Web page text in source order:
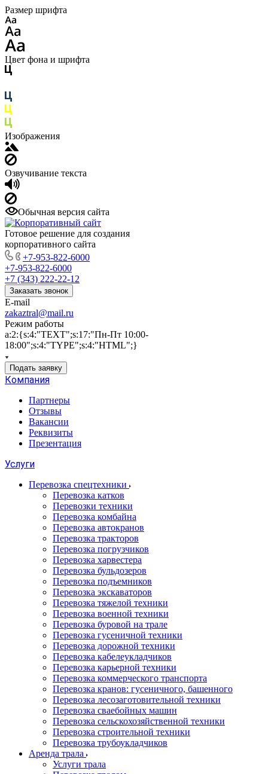
Размер шрифта
Цвет фона и шрифта
Изображения
Озвучивание текста
Обычная версия сайта
Готовое решение для создания
корпоративного сайта
+7-953-822-6000
+7-953-822-6000
+7 (343) 222-22-12
Заказать звонок
E-mail
zakaztral@mail.ru
Режим работы
a:2:{s:4:"TEXT";s:17:"Пн-Пт 10:00-
18:00";s:4:"TYPE";s:4:"HTML";}
Подать заявку
Компания
Партнеры
Отзывы
Вакансии
Реквизиты
Презентация
Услуги
Перевозка спецтехники
Перевозка катков
Перевозки техники
Перевозка комбайна
Перевозка автокранов
Перевозка тракторов
Перевозка погрузчиков
Перевозка харвестера
Перевозка бульдозеров
Перевозка подъемников
Перевозка экскаваторов
Перевозка тяжелой техники
Перевозка военной техники
Перевозка буровой на трале
Перевозка гусеничной техники
Перевозка дорожной техники
Перевозка кабелеукладчиков
Перевозка карьерной техники
Перевозка коммерческого транспорта
Перевозка кранов: гусеничного, башенного
Перевозка лесозаготовительной техники
Перевозка сваебойных машин
Перевозка сельскохозяйственной техники
Перевозка строительной техники
Перевозка трубоукладчиков
Аренда трала
Услуги трала